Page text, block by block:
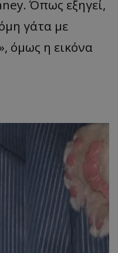
Όπως εξηγεί,
γάτα με
όμως η εικόνα